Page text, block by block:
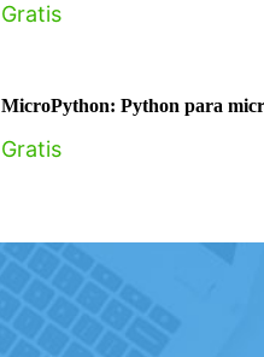
Gratis
MicroPython: Python para
Gratis